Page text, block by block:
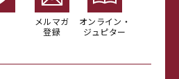
メルマガ
登録
オンライン・
ジュピター